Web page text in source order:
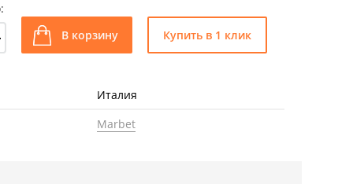
В корзину Купить в 1 клик
Италия
Marbet